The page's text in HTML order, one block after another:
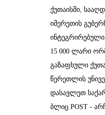
ქუთაისში,
იმერეთის
15 000 ლარი
გაზაფხული
წერეთლის
დასავლეთ
ბლიც POST -